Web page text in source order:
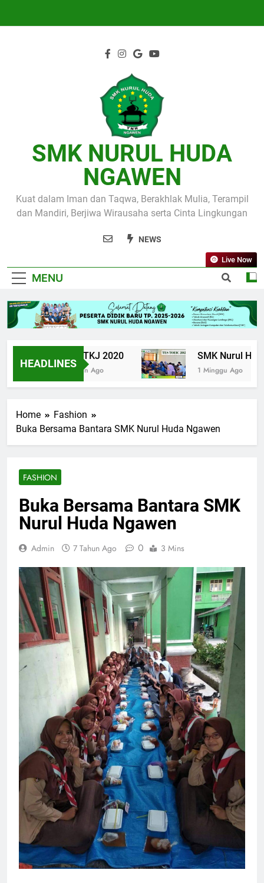
SMK NURUL HUDA
NGAWEN
Kuat dalam Iman dan Taqwa, Berakhlak Mulia, Terampil
dan Mandiri, Berjiwa Wirausaha serta Cinta Lingkungan
NEWS
MENU
Live Now
HEADLINES
UPK TKJ 2020
6 Tahun Ago
SMK Nurul Huda
1 Minggu Ago
Home
Fashion
Buka Bersama Bantara SMK Nurul Huda Ngawen
FASHION
Buka Bersama Bantara SMK
Nurul Huda Ngawen
Admin 7 Tahun Ago 0 3 Mins